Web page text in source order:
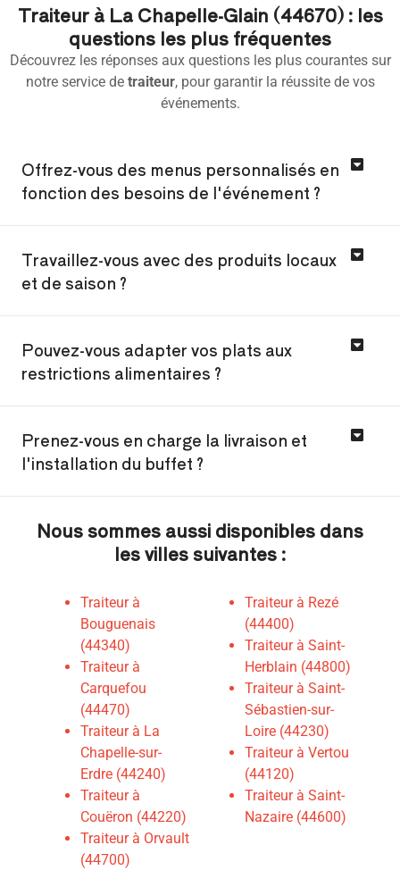
Traiteur à La Chapelle-Glain (44670) : les
questions les plus fréquentes
Découvrez les réponses aux questions les plus courantes sur
notre service de traiteur, pour garantir la réussite de vos
événements.
Offrez-vous des menus personnalisés en
fonction des besoins de l'événement ?
Travaillez-vous avec des produits locaux
et de saison ?
Pouvez-vous adapter vos plats aux
restrictions alimentaires ?
Prenez-vous en charge la livraison et
l'installation du buffet ?
Nous sommes aussi disponibles dans
les villes suivantes :
Traiteur à
Bouguenais
(44340)
Traiteur à
Carquefou
(44470)
Traiteur à La
Chapelle-sur-
Erdre (44240)
Traiteur à
Couëron (44220)
Traiteur à Orvault
(44700)
Traiteur à Rezé
(44400)
Traiteur à Saint-
Herblain (44800)
Traiteur à Saint-
Sébastien-sur-
Loire (44230)
Traiteur à Vertou
(44120)
Traiteur à Saint-
Nazaire (44600)